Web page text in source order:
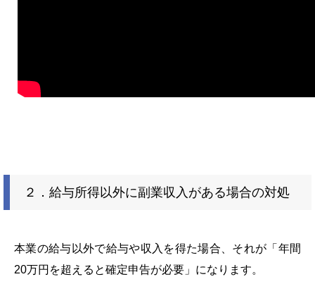
２．給与所得以外に副業収入がある場合の対処
本業の給与以外で給与や収入を得た場合、それが「年間
20万円を超えると確定申告が必要」になります。